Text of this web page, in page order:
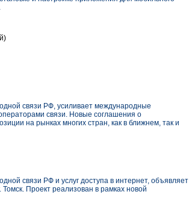
связи РФ, усиливает международные
связи. Новые соглашения о
на рынках многих стран, как в ближнем, так и
связи РФ и услуг доступа в интернет, объявляет
Проект реализован в рамках новой